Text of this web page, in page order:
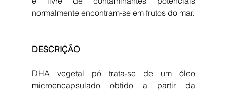
normalmente encontram-se em frutos do mar.
DESCRIÇÃO
DHA vegetal pó trata-se de um óleo
microencapsulado obtido a partir da